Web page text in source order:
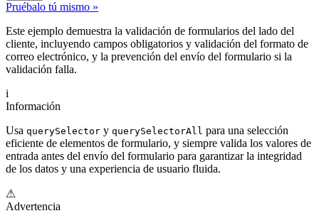
Pruébalo tú mismo »
Este ejemplo demuestra la validación de formularios del lado del
cliente, incluyendo campos obligatorios y validación del formato de
correo electrónico, y la prevención del envío del formulario si la
validación falla.
i
Información
Usa querySelector y querySelectorAll para una selección
eficiente de elementos de formulario, y siempre valida los valores de
entrada antes del envío del formulario para garantizar la integridad
de los datos y una experiencia de usuario fluida.
⚠
Advertencia